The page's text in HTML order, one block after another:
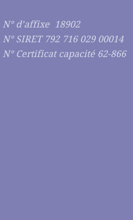
N° d’affixe 18902
N° SIRET 792 716 029 00014
N° Certificat capacité 62-866